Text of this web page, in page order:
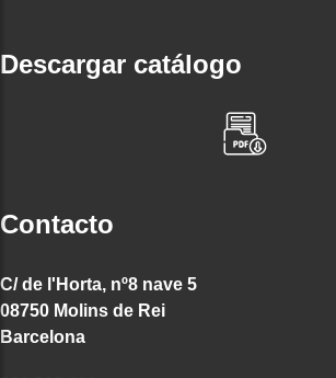
Descargar catálogo
Contacto
C/ de l'Horta, nº8 nave 5
08750 Molins de Rei
Barcelona